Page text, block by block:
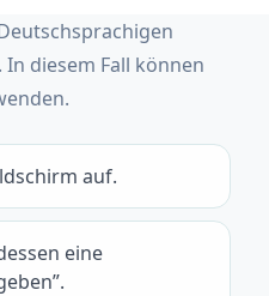
diesem Fall können
auf.
eine